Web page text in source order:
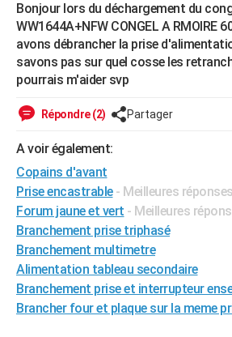
Essais
Réserver un essai
Citadines
Berlines
SUV
Forum auto
+HIGH-TECH
Mobiles
Meilleur smartphone
Internet
Ordinateurs
Jeux vidéo
Guide high-tech
+BRICOLAGE
Forum
Aménagement intérieur
Extérieur
Cuisine
Salle de bains
Jardinage
Rangement
WEEK-END
Guides de France
Escapades
Patrimoine
Expositions
Musées
Week-end nature
LIFESTYLE
Art de vivre
Bien-être
Loisirs
Mode
Modes de vie
SANTE
Alimentation
Guide de la santé
Maladies
Médicaments
Sommeil
VOYAGE
Destinations
City break
Voyage nature
Voyage de noces
Forum
Climat
+PHOTO
GUIDES D'ACHAT
BONS PLANS
CARTE DE VOEUX
Bonjour lors du déchargement du
WW1644A+NFW CONGEL A RMOIRE
avons débrancher la prise
savons pas sur quel cosse les
pourrais m'aider svp
Répondre (2) Partager
A voir également:
Copains d'avant
Prise encastrable - Meilleures réponses
Forum jaune et vert - Meilleures
Branchement prise triphasé
Branchement multimetre
Alimentation tableau secondaire
Branchement prise et interrupteur
Brancher four et plaque sur la meme